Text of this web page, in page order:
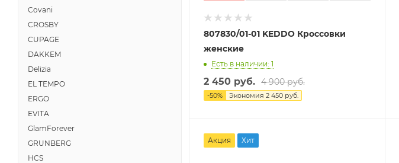
807830/01-01 KEDDO Кроссовки
женские
Есть в наличии: 1
2 450 руб. 4 900 руб.
-50% Экономия 2 450 руб.
Акция Хит
Covani
CROSBY
CUPAGE
DAKKEM
Delizia
EL TEMPO
ERGO
EVITA
GlamForever
GRUNBERG
HCS